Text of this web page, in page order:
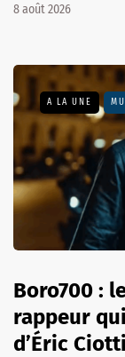
8 août 2026
A LA UNE
Boro700 :
rappeur
d’Éric